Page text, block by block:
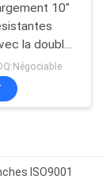
10"
la double
ISO9001